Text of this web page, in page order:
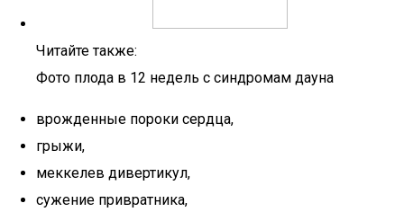
Читайте также:
Фото плода в 12 недель с синдромам дауна
врожденные пороки сердца,
грыжи,
меккелев дивертикул,
сужение привратника,